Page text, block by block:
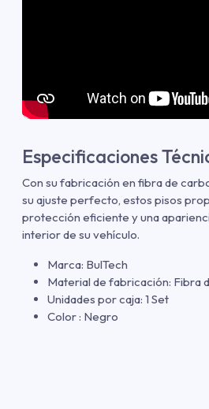
Especificaciones
Con su fabricación en fibra de
su ajuste perfecto, estos pisos
protección eficiente y una
interior de su vehículo.
Marca: BulTech
Material de fabricación: Fibra
Unidades por caja: 1 Set
Color : Negro